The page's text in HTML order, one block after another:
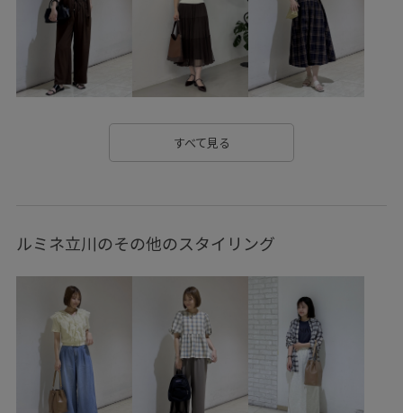
UVカット Wbottoms_pickup お手入れしやすい
きれいめ こなれ感 ゆったり アウター
アクセサリー ウォーム感 カジュアル カーディガン
クーポン対象商品
サンダル シャーリング
スカーチョ スカート スキニーパンツ
ストラップ セットアップ対象商品 ソックス タイツ
デニムに合わせる トレンド ニット
ニット素材 フレンチスリーブ プルオーバー
ヘアアクセサリー ベルト ポリエステル
すべて見る
ルミネ立川のその他のスタイリング